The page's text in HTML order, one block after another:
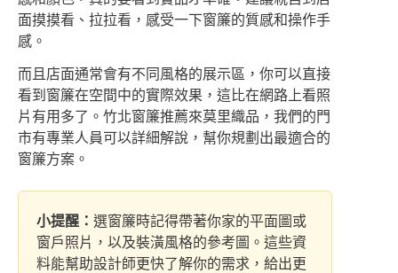
面摸摸看、拉拉看，感受一下窗簾的質感和操作手
感。
而且店面通常會有不同風格的展示區，你可以直接
看到窗簾在空間中的實際效果，這比在網路上看照
片有用多了。竹北窗簾推薦來莫里織品，我們的門
市有專業人員可以詳細解說，幫你規劃出最適合的
窗簾方案。
小提醒： 選窗簾時記得帶著你家的平面圖或
窗戶照片，以及裝潢風格的參考圖。這些資
料能幫助設計師更快了解你的需求，給出更